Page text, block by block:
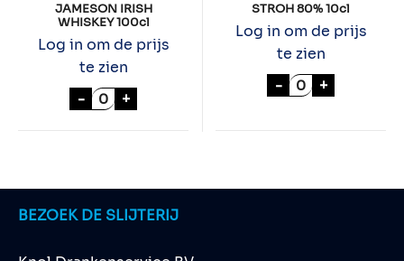
JAMESON IRISH
WHISKEY 100cl
Log in om de prijs
te zien
- JAMESON IRISH WHISKEY 100cl aantal
+
STROH 80% 10cl
Log in om de prijs
te zien
- STROH 80%
+
BEZOEK DE SLIJTERIJ